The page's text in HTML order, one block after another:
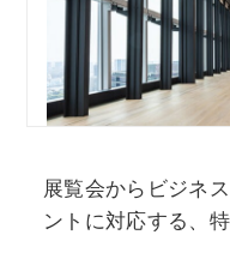
展覧会からビジネ
ントに対応する、